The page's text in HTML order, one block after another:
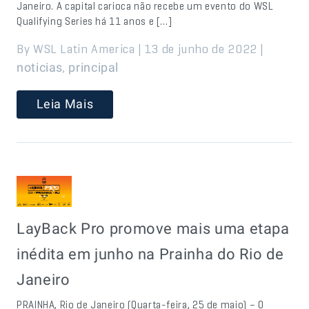
Janeiro. A capital carioca não recebe um evento do WSL
Qualifying Series há 11 anos e […]
By WSL Latin America | 13 de junho de 2022 |
noticias, principal
Leia Mais
LayBack Pro promove mais uma etapa
inédita em junho na Prainha do Rio de
Janeiro
PRAINHA, Rio de Janeiro (Quarta-feira, 25 de maio) – O